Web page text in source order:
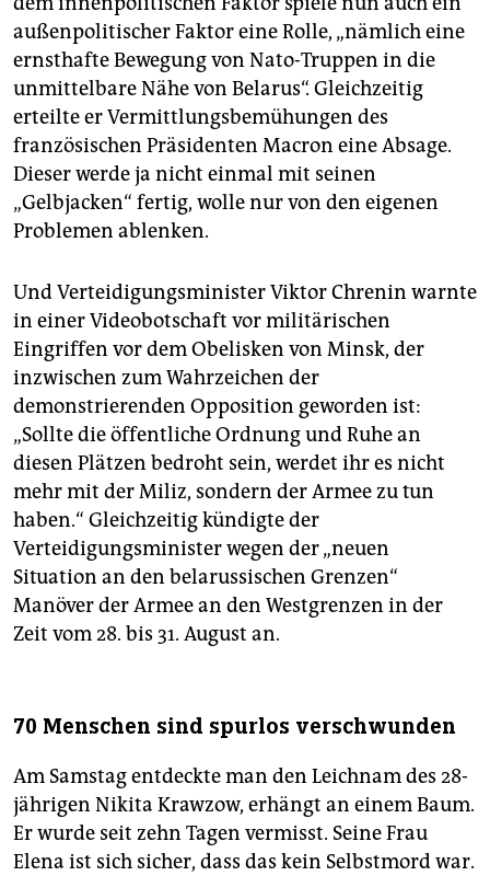
außenpolitischer Faktor eine Rolle, „nämlich eine
ernsthafte Bewegung von Nato-Truppen in die
unmittelbare Nähe von Belarus“. Gleichzeitig
erteilte er Vermittlungsbemühungen des
französischen Präsidenten Macron eine Absage.
Dieser werde ja nicht einmal mit seinen
„Gelbjacken“ fertig, wolle nur von den eigenen
Problemen ablenken.
Und Verteidigungsminister Viktor Chrenin warnte
in einer Videobotschaft vor militärischen
Eingriffen vor dem Obelisken von Minsk, der
inzwischen zum Wahrzeichen der
demonstrierenden Opposition geworden ist:
„Sollte die öffentliche Ordnung und Ruhe an
diesen Plätzen bedroht sein, werdet ihr es nicht
mehr mit der Miliz, sondern der Armee zu tun
haben.“ Gleichzeitig kündigte der
Verteidigungsminister wegen der „neuen
Situation an den belarussischen Grenzen“
Manöver der Armee an den Westgrenzen in der
Zeit vom 28. bis 31. August an.
70 Menschen sind spurlos verschwunden
Am Samstag entdeckte man den Leichnam des 28-
jährigen Nikita Kraw­zow, erhängt an einem Baum.
Er wurde seit zehn Tagen vermisst. Seine Frau
Elena ist sich sicher, dass das kein Selbstmord war.